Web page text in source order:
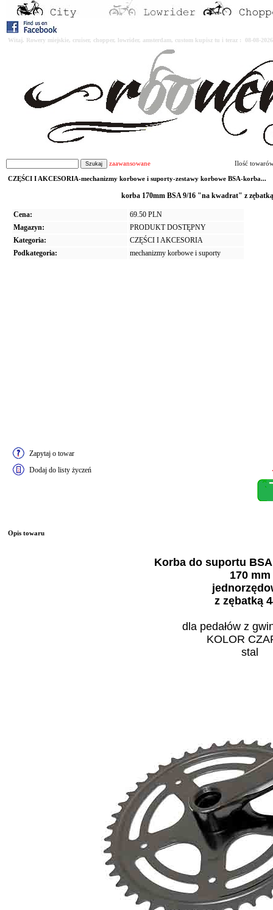
Witaj. Rowery miejskie, cruiser, chopper, lowrider, amsterdam, custom kupisz tu i teraz : 08-08-
zaawansowane Ilość
CZĘŚCI I AKCESORIA-mechanizmy korbowe i suporty-zestawy korbowe BSA-korba...
korba 170mm BSA 9/16 "na kwadrat" z
Cena:
69.50 PLN
Magazyn:
PRODUKT DOSTĘPNY
Kategoria:
CZĘŚCI I AKCESORIA
Podkategoria:
mechanizmy korbowe i suporty
Zapytaj o towar
Dodaj do listy życzeń
Opis towaru
Korba do suportu
170 mm
z zębatką
dla pedałów z
KOLOR
stal